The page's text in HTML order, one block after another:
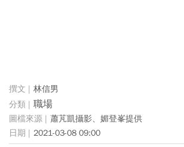
林信男
職場
蕭芃凱攝影、媚登峯提供
2021-03-08 09:00